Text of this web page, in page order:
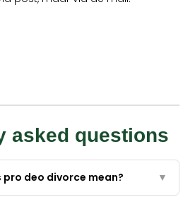
asked questions
pro deo divorce mean? ▼